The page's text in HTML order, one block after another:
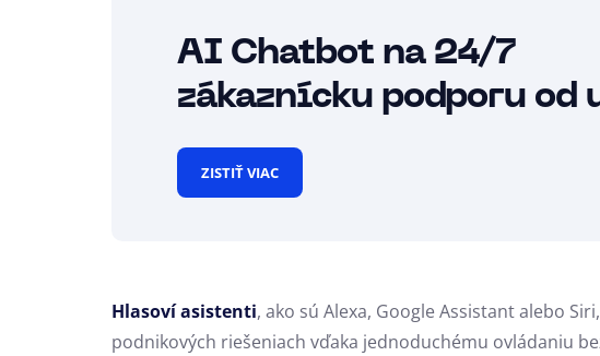
AI Chatbot na 24/7
zákaznícku podporu od
ZISTIŤ VIAC
Hlasoví asistenti, ako sú Alexa, Google Assistant alebo
podnikových riešeniach vďaka jednoduchému ovládaniu